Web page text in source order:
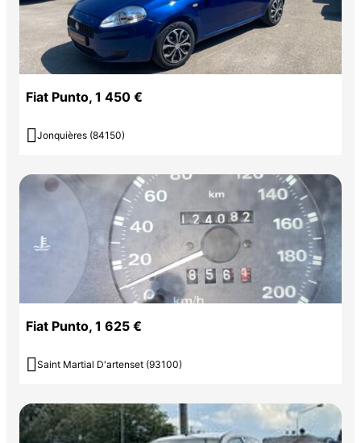
Fiat Punto, 1 450 €
 Jonquières (84150)
Fiat Punto, 1 625 €
 Saint Martial D'artenset (93100)